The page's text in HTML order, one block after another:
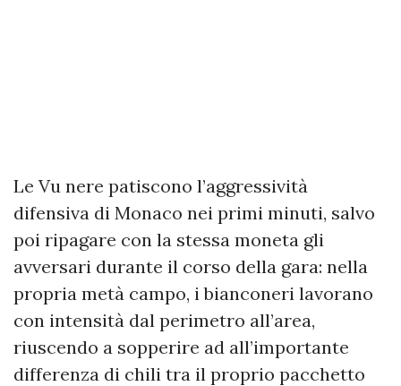
Le Vu nere patiscono l’aggressività
difensiva di Monaco nei primi minuti, salvo
poi ripagare con la stessa moneta gli
avversari durante il corso della gara: nella
propria metà campo, i bianconeri lavorano
con intensità dal perimetro all’area,
riuscendo a sopperire ad all’importante
differenza di chili tra il proprio pacchetto